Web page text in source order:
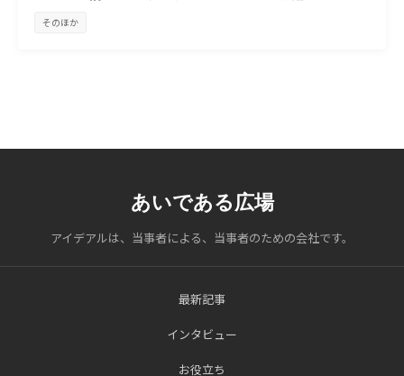
そのほか
あいである広場
アイデアルは、当事者による、当事者のための会社です。
最新記事
インタビュー
お役立ち